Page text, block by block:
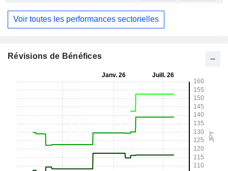
Voir toutes les performances sectorielles
Révisions de Bénéfices